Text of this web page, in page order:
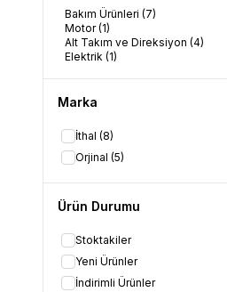
Bakım Ürünleri (7)
Motor(1)
Alt Takım ve Direksiyon (4)
Elektrik (1)
Marka
İthal (8)
Orjinal (5)
Ürün Durumu
Stoktakiler
Yeni Ürünler
İndirimli Ürünler